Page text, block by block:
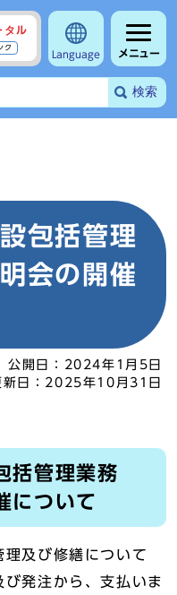
タル
ク
Language メニュー
検索
包括管理
会の開催
公開日：
2024年1月5日
新日： 2025年10月31日
括管理業務
について
及び修繕について
発注から、支払いま